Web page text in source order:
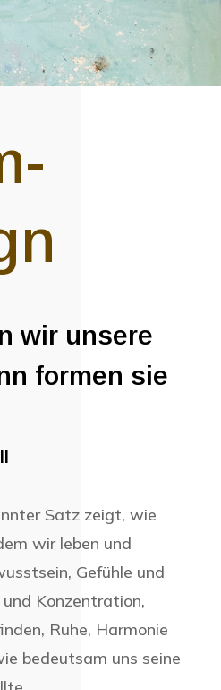
wir unsere
formen sie
Satz zeigt, wie
wir leben und
Gefühle und
und Konzentration,
Ruhe, Harmonie
bedeutsam uns seine